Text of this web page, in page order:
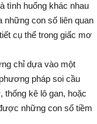
tình huống khác nhau
con số liên quan
cụ thể trong giấc mơ
chỉ dựa vào một
pháp soi cầu
thống kê lô gan, hoặc
những con số tiềm